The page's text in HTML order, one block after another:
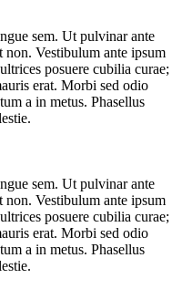
sem. Ut pulvinar ante
Vestibulum ante ipsum
posuere cubilia curae;
erat. Morbi sed odio
a in metus. Phasellus
sem. Ut pulvinar ante
Vestibulum ante ipsum
posuere cubilia curae;
erat. Morbi sed odio
a in metus. Phasellus